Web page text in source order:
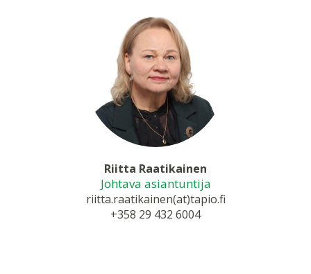
Riitta Raatikainen
Johtava asiantuntija
riitta.raatikainen(at)tapio.fi
+358 29 432 6004